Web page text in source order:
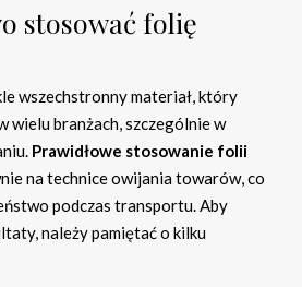
stosować folię
wszechstronny materiał, który
wielu branżach, szczególnie w
Prawidłowe stosowanie folii
na technice owijania towarów, co
podczas transportu. Aby
należy pamiętać o kilku